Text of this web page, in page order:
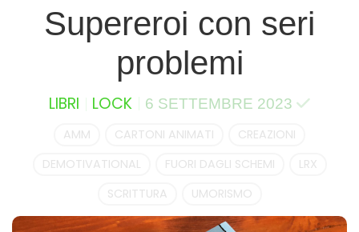
Supereroi con seri
problemi
LIBRI LOCK 6 SETTEMBRE 2023
AMM CARTONI ANIMATI
CREAZIONI
DEMOTIVATIONAL
FUORI DAGLI SCHEMI
LRX
SCRITTURA
UMORISMO